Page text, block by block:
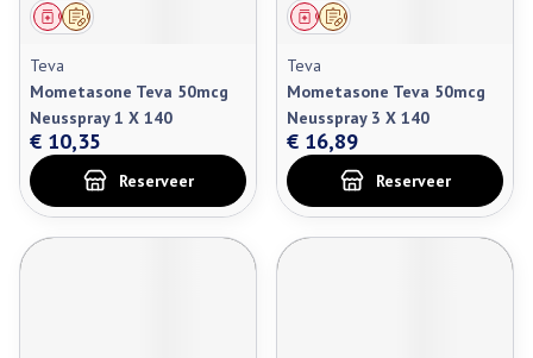
Op voorschrift
Geneesmiddel
Teva
Mometasone Teva 50mcg
Neusspray 1 X 140
€ 10,35
Reserveer
Op voorschrift
Geneesmiddel
Teva
Mometasone Teva 50mcg
Neusspray 3 X 140
€ 16,89
Reserveer